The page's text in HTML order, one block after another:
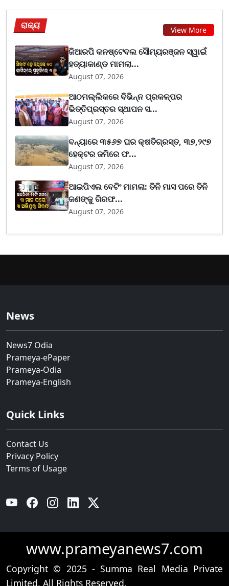
ରାଜ୍ୟ View More
ଜିଆରପି କନଷ୍ଟେବଲ ସୌମ୍ୟରଞ୍ଜନ ସ୍ୱାଇଁ
ହତ୍ୟାକାଣ୍ଡ ମାମଲା...
August 07, 2026
ଆଠମଲ୍ଲିକରେ ବିଭିନ୍ନ ପ୍ରକଳ୍ପର
ଭିତ୍ତିପ୍ରସ୍ତର ସ୍ଥାପନ ସ...
August 07, 2026
ବନ୍ୟାରେ ୩୫୬୭ ଘର କ୍ଷତିଗ୍ରସ୍ତ, ୩୭,୨୯୭
ହେକ୍ଟର ଜମିରେ ଫ...
August 07, 2026
ଆଇପିଏଲ ବେଟିଂ ମାମଲା: ତିନି ମାସ ପରେ ତିନି
ଜଣଙ୍କୁ ଗିରଫ...
August 07, 2026
News
News7 Odia
Prameya-ePaper
Prameya-Odia
Prameya-English
Quick Links
Contact Us
Privacy Policy
Terms of Usage
YouTube Facebook Instagram Linkedin
www.prameyanews7.com
Copyright © 2025 - Summa Real Media Private
Limited. All Rights Reserved.